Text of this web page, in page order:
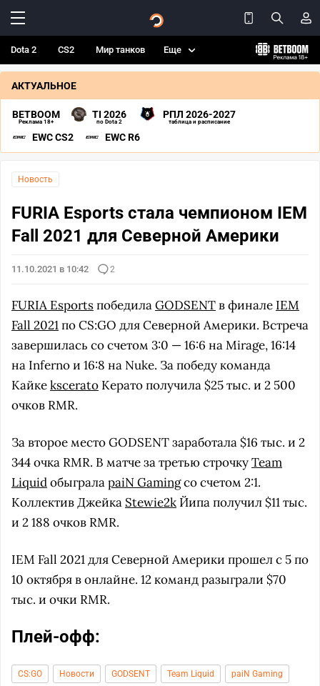
Dota 2 CS2 Мир танков Еще
АКТУАЛЬНОЕ
BETBOOM
Реклама 18+
TI 2026
по Dota 2
РПЛ 2026-2027
таблица и расписание
EWC CS2 EWC R6
Новость
FURIA Esports стала чемпионом IEM
Fall 2021 для Северной Америки
11.10.2021 в 10:42 2
FURIA EsportsпобедилаGODSENTв финале IEM
Fall 2021по CS:GO для Северной Америки. Встреча
завершилась со счетом 3:0 — 16:6 на Mirage, 16:14
на Inferno и 16:8 на Nuke. За победу команда
Кайкеkscerato Керато получила $25 тыс. и 2 500
очков RMR.
За второе место GODSENT заработала $16 тыс. и 2
344 очка RMR. В матче за третью строчкуTeam
LiquidобыгралаpaiN Gamingсо счетом 2:1.
Коллектив Джейка Stewie2k Йипа получил $11 тыс.
и 2 188 очков RMR.
IEM Fall 2021 для Северной Америки прошел с 5 по
10 октября в онлайне. 12 команд разыграли $70
тыс. и очки RMR.
Плей-офф:
CS:GO Новости GODSENT Team Liquid paiN Gaming